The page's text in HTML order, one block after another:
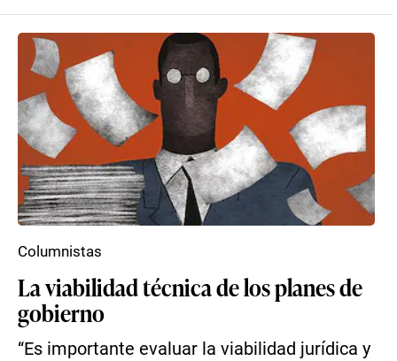
La viabilidad técnica de los planes de
gobierno
“Es importante evaluar la viabilidad jurídica y
Columnistas